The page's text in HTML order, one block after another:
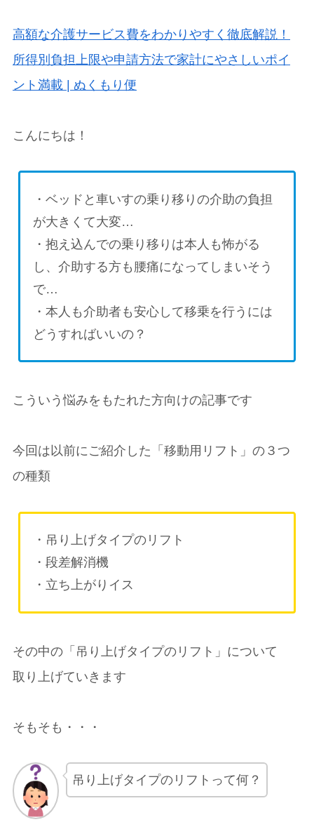
高額な介護サービス費をわかりやすく徹底解説！
所得別負担上限や申請方法で家計にやさしいポイ
ント満載 | ぬくもり便
こんにちは！
・ベッドと車いすの乗り移りの介助の負担
が大きくて大変…
・抱え込んでの乗り移りは本人も怖がる
し、介助する方も腰痛になってしまいそう
で…
・本人も介助者も安心して移乗を行うには
どうすればいいの？
こういう悩みをもたれた方向けの記事です
今回は以前にご紹介した「移動用リフト」の３つ
の種類
・吊り上げタイプのリフト
・段差解消機
・立ち上がりイス
その中の「吊り上げタイプのリフト」について
取り上げていきます
そもそも・・・
吊り上げタイプのリフトって何？